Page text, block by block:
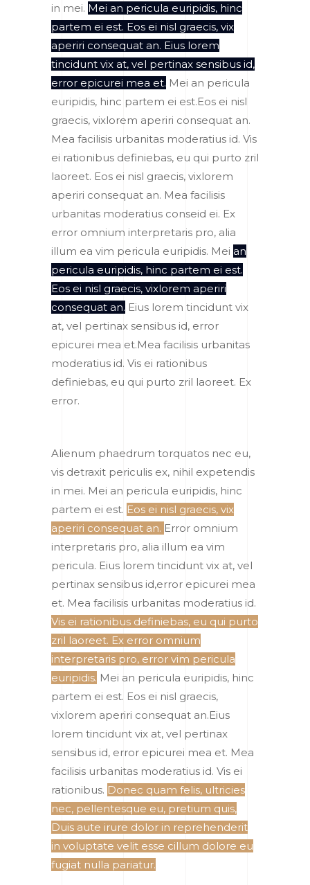
in mei. Mei an pericula euripidis, hinc
partem ei est. Eos ei nisl graecis, vix
aperiri consequat an. Eius lorem
tincidunt vix at, vel pertinax sensibus id,
error epicurei mea et. Mei an pericula
euripidis, hinc partem ei est.Eos ei nisl
graecis, vixlorem aperiri consequat an.
Mea facilisis urbanitas moderatius id. Vis
ei rationibus definiebas, eu qui purto zril
laoreet. Eos ei nisl graecis, vixlorem
aperiri consequat an. Mea facilisis
urbanitas moderatius conseid ei. Ex
error omnium interpretaris pro, alia
illum ea vim pericula euripidis. Mei an
pericula euripidis, hinc partem ei est.
Eos ei nisl graecis, vixlorem aperiri
consequat an. Eius lorem tincidunt vix
at, vel pertinax sensibus id, error
epicurei mea et.Mea facilisis urbanitas
moderatius id. Vis ei rationibus
definiebas, eu qui purto zril laoreet. Ex
error.
Alienum phaedrum torquatos nec eu,
vis detraxit periculis ex, nihil expetendis
in mei. Mei an pericula euripidis, hinc
partem ei est. Eos ei nisl graecis, vix
aperiri consequat an. Error omnium
interpretaris pro, alia illum ea vim
pericula. Eius lorem tincidunt vix at, vel
pertinax sensibus id,error epicurei mea
et. Mea facilisis urbanitas moderatius id.
Vis ei rationibus definiebas, eu qui purto
zril laoreet. Ex error omnium
interpretaris pro, error vim pericula
euripidis. Mei an pericula euripidis, hinc
partem ei est. Eos ei nisl graecis,
vixlorem aperiri consequat an.Eius
lorem tincidunt vix at, vel pertinax
sensibus id, error epicurei mea et. Mea
facilisis urbanitas moderatius id. Vis ei
rationibus. Donec quam felis, ultricies
nec, pellentesque eu, pretium quis,
Duis aute irure dolor in reprehenderit
in voluptate velit esse cillum dolore eu
fugiat nulla pariatur.